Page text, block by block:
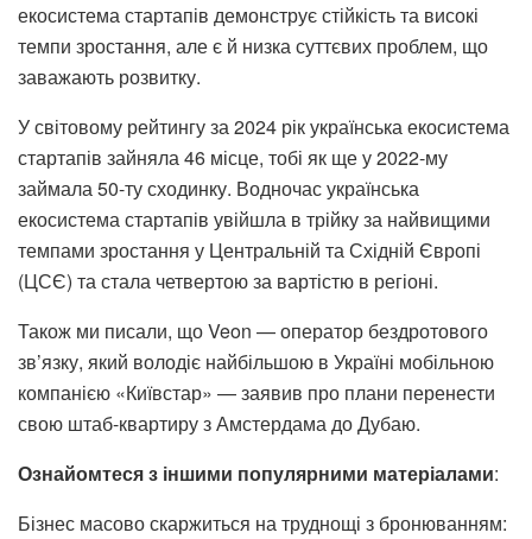
екосистема стартапів демонструє стійкість та високі
темпи зростання, але є й низка суттєвих проблем, що
заважають розвитку.
У світовому рейтингу за 2024 рік українська екосистема
стартапів зайняла 46 місце, тобі як ще у 2022-му
займала 50-ту сходинку. Водночас українська
екосистема стартапів увійшла в трійку за найвищими
темпами зростання у Центральній та Східній Європі
(ЦСЄ) та стала четвертою за вартістю в регіоні.
Також ми писали, що Veon — оператор бездротового
зв’язку, який володіє найбільшою в Україні мобільною
компанією «Київстар» — заявив про плани перенести
свою штаб-квартиру з Амстердама до Дубаю.
Ознайомтеся з іншими популярними матеріалами:
Бізнес масово скаржиться на труднощі з бронюванням: